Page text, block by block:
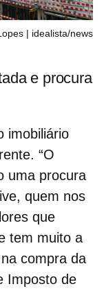
| idealista/news
e procura
imobiliário
“O
uma procura
quem nos
que
tem muito a
na compra da
Imposto de